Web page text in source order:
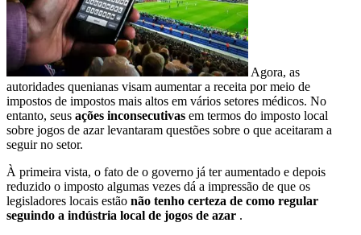
Agora, as
autoridades quenianas visam aumentar a receita por meio de
impostos de impostos mais altos em vários setores médicos. No
entanto, seus ações inconsecutivas em termos do imposto local
sobre jogos de azar levantaram questões sobre o que aceitaram a
seguir no setor.
À primeira vista, o fato de o governo já ter aumentado e depois
reduzido o imposto algumas vezes dá a impressão de que os
legisladores locais estão não tenho certeza de como regular
seguindo a indústria local de jogos de azar .